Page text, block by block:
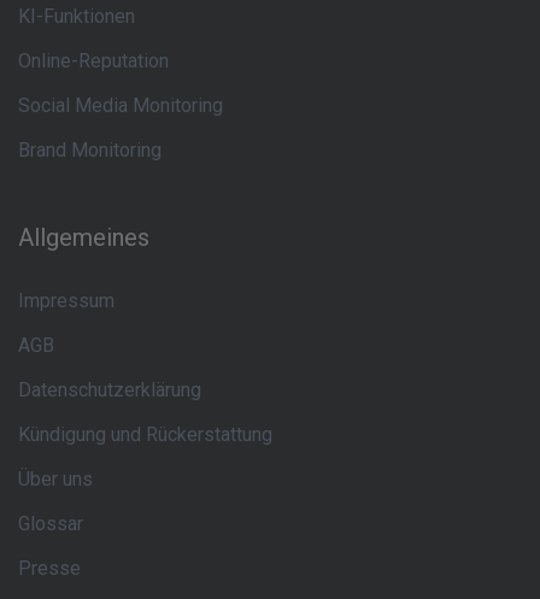
KI-Funktionen
Online-Reputation
Social Media Monitoring
Brand Monitoring
Allgemeines
Impressum
AGB
Datenschutzerklärung
Kündigung und Rückerstattung
Über uns
Glossar
Presse